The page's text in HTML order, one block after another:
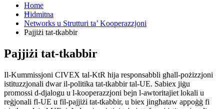
Home
Ħidmitna
Networks u Strutturi ta’ Kooperazzjoni
Pajjiżi tat-tkabbir
Pajjiżi tat-tkabbir
​Il-Kummissjoni CIVEX tal-KtR hija responsabbli għall-pożizzjoni
istituzzjonali dwar il-politika tat-tkabbir tal-UE. Sabiex jiġu
promossi d-djalogu u l-kooperazzjoni bejn l-awtoritajiet lokali u
reġjonali fl-UE u fil-pajjiżi tat-tkabbir, u biex jingħataw appoġġ fi